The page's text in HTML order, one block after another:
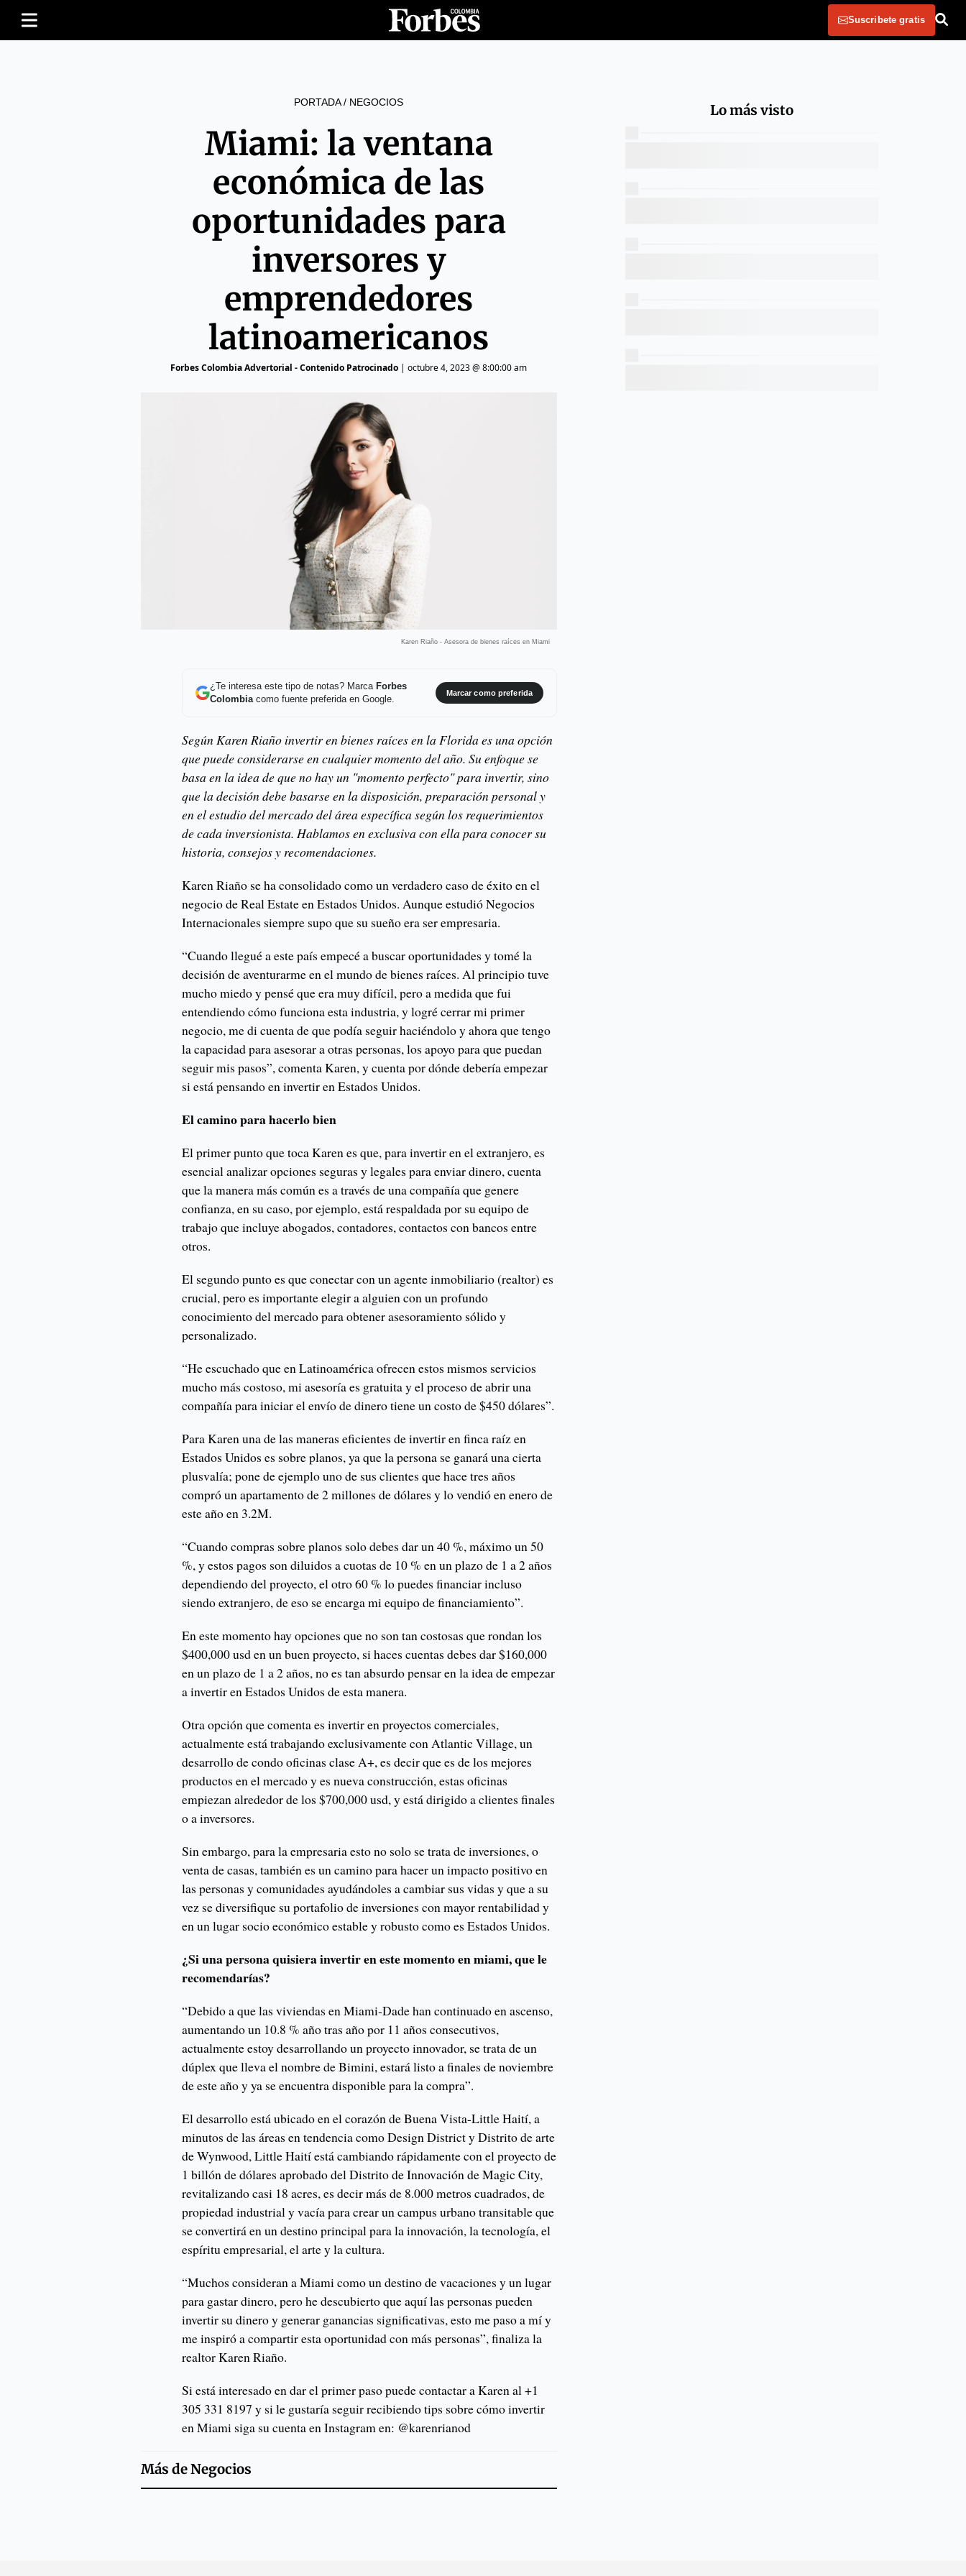
Suscribete gratis
PORTADA/ NEGOCIOS
Miami: la ventana
económica de las
oportunidades para
inversores y
emprendedores
latinoamericanos
Forbes Colombia Advertorial - Contenido Patrocinado | octubre 4, 2023 @ 8:00:00 am
Karen Riaño - Asesora de bienes raíces en Miami
¿Te interesa este tipo de notas? Marca Forbes
Colombiacomo fuente preferida en Google.
Marcar como preferida
Según Karen Riaño invertir en bienes raíces en la Florida es una opción
que puede considerarse en cualquier momento del año. Su enfoque se
basa en la idea de que no hay un "momento perfecto" para invertir, sino
que la decisión debe basarse en la disposición, preparación personal y
en el estudio del mercado del área específica según los requerimientos
de cada inversionista. Hablamos en exclusiva con ella para conocer su
historia, consejos y recomendaciones.
Karen Riaño se ha consolidado como un verdadero caso de éxito en el
negocio de Real Estate en Estados Unidos. Aunque estudió Negocios
Internacionales siempre supo que su sueño era ser empresaria.
“Cuando llegué a este país empecé a buscar oportunidades y tomé la
decisión de aventurarme en el mundo de bienes raíces. Al principio tuve
mucho miedo y pensé que era muy difícil, pero a medida que fui
entendiendo cómo funciona esta industria, y logré cerrar mi primer
negocio, me di cuenta de que podía seguir haciéndolo y ahora que tengo
la capacidad para asesorar a otras personas, los apoyo para que puedan
seguir mis pasos”, comenta Karen, y cuenta por dónde debería empezar
si está pensando en invertir en Estados Unidos.
El camino para hacerlo bien
El primer punto que toca Karen es que, para invertir en el extranjero, es
esencial analizar opciones seguras y legales para enviar dinero, cuenta
que la manera más común es a través de una compañía que genere
confianza, en su caso, por ejemplo, está respaldada por su equipo de
trabajo que incluye abogados, contadores, contactos con bancos entre
otros.
El segundo punto es que conectar con un agente inmobiliario (realtor) es
crucial, pero es importante elegir a alguien con un profundo
conocimiento del mercado para obtener asesoramiento sólido y
personalizado.
“He escuchado que en Latinoamérica ofrecen estos mismos servicios
mucho más costoso, mi asesoría es gratuita y el proceso de abrir una
compañía para iniciar el envío de dinero tiene un costo de $450 dólares”.
Para Karen una de las maneras eficientes de invertir en finca raíz en
Estados Unidos es sobre planos, ya que la persona se ganará una cierta
plusvalía; pone de ejemplo uno de sus clientes que hace tres años
compró un apartamento de 2 millones de dólares y lo vendió en enero de
este año en 3.2M.
“Cuando compras sobre planos solo debes dar un 40 %, máximo un 50
%, y estos pagos son diluidos a cuotas de 10 % en un plazo de 1 a 2 años
dependiendo del proyecto, el otro 60 % lo puedes financiar incluso
siendo extranjero, de eso se encarga mi equipo de financiamiento”.
En este momento hay opciones que no son tan costosas que rondan los
$400,000 usd en un buen proyecto, si haces cuentas debes dar $160,000
en un plazo de 1 a 2 años, no es tan absurdo pensar en la idea de empezar
a invertir en Estados Unidos de esta manera.
Otra opción que comenta es invertir en proyectos comerciales,
actualmente está trabajando exclusivamente con Atlantic Village, un
desarrollo de condo oficinas clase A+, es decir que es de los mejores
productos en el mercado y es nueva construcción, estas oficinas
empiezan alrededor de los $700,000 usd, y está dirigido a clientes finales
o a inversores.
Sin embargo, para la empresaria esto no solo se trata de inversiones, o
venta de casas, también es un camino para hacer un impacto positivo en
las personas y comunidades ayudándoles a cambiar sus vidas y que a su
vez se diversifique su portafolio de inversiones con mayor rentabilidad y
en un lugar socio económico estable y robusto como es Estados Unidos.
¿Si una persona quisiera invertir en este momento en miami, que le
recomendarías?
“Debido a que las viviendas en Miami-Dade han continuado en ascenso,
aumentando un 10.8 % año tras año por 11 años consecutivos,
actualmente estoy desarrollando un proyecto innovador, se trata de un
dúplex que lleva el nombre de Bimini, estará listo a finales de noviembre
de este año y ya se encuentra disponible para la compra”.
El desarrollo está ubicado en el corazón de Buena Vista-Little Haití, a
minutos de las áreas en tendencia como Design District y Distrito de arte
de Wynwood, Little Haití está cambiando rápidamente con el proyecto de
1 billón de dólares aprobado del Distrito de Innovación de Magic City,
revitalizando casi 18 acres, es decir más de 8.000 metros cuadrados, de
propiedad industrial y vacía para crear un campus urbano transitable que
se convertirá en un destino principal para la innovación, la tecnología, el
espíritu empresarial, el arte y la cultura.
“Muchos consideran a Miami como un destino de vacaciones y un lugar
para gastar dinero, pero he descubierto que aquí las personas pueden
invertir su dinero y generar ganancias significativas, esto me paso a mí y
me inspiró a compartir esta oportunidad con más personas”, finaliza la
realtor Karen Riaño.
Si está interesado en dar el primer paso puede contactar a Karen al +1
305 331 8197 y si le gustaría seguir recibiendo tips sobre cómo invertir
en Miami siga su cuenta en Instagram en: @karenrianod
Más deNegocios
Lo más visto